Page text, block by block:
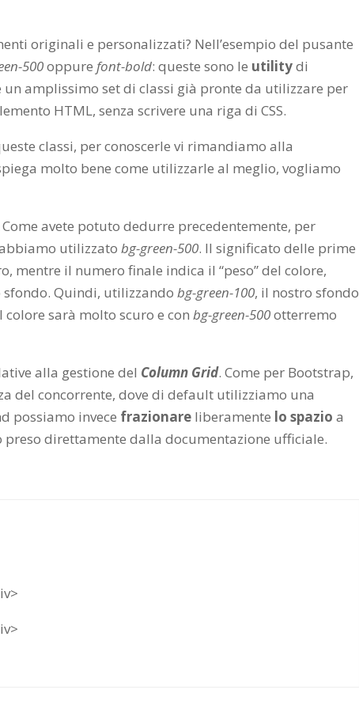
originali e personalizzati? Nell’esempio del pusante
500oppurefont-bold: queste sono le utilitydi
amplissimo set di classi già pronte da utilizzare per
HTML, senza scrivere una riga di CSS.
classi, per conoscerle vi rimandiamo alla
molto bene come utilizzarle al meglio, vogliamo
Come avete potuto dedurre precedentemente, per
utilizzatobg-green-500. Il significato delle prime
mentre il numero finale indica il “peso” del colore,
sfondo. Quindi, utilizzandobg-green-100, il nostro sfondo
colore sarà molto scuro e conbg-green-500otterremo
alla gestione del Column Grid. Come per Bootstrap,
del concorrente, dove di default utilizziamo una
possiamo invece frazionare liberamente lo spazio a
preso direttamente dalla documentazione ufficiale.